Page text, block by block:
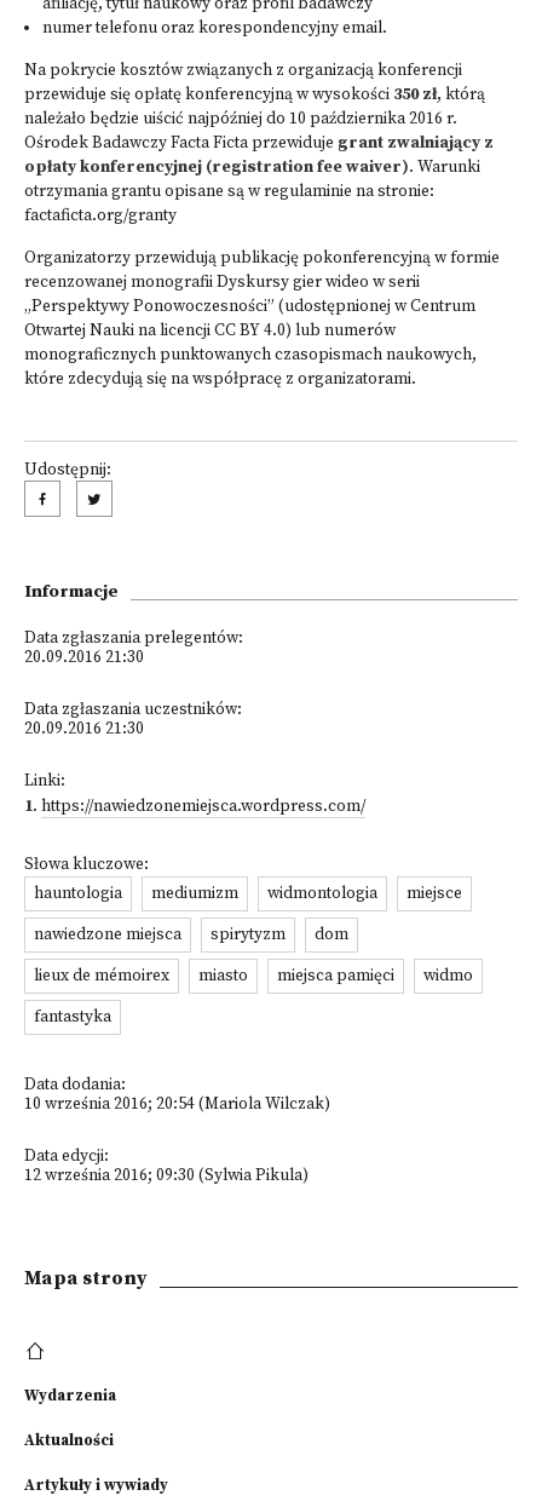
afiliację, tytuł naukowy oraz profil badawczy
numer telefonu oraz korespondencyjny email.
Na pokrycie kosztów związanych z organizacją konferencji
przewiduje się opłatę konferencyjną w wysokości 350 zł, którą
należało będzie uiścić najpóźniej do 10 października 2016 r.
Ośrodek Badawczy Facta Ficta przewiduje grant zwalniający z
opłaty konferencyjnej (registration fee waiver). Warunki
otrzymania grantu opisane są w regulaminie na stronie:
factaficta.org/granty
Organizatorzy przewidują publikację pokonferencyjną w formie
recenzowanej monografii Dyskursy gier wideo w serii
„Perspektywy Ponowoczesności” (udostępnionej w Centrum
Otwartej Nauki na licencji CC BY 4.0) lub numerów
monograficznych punktowanych czasopismach naukowych,
które zdecydują się na współpracę z organizatorami.
Udostępnij:
Informacje
Data zgłaszania prelegentów:
20.09.2016 21:30
Data zgłaszania uczestników:
20.09.2016 21:30
Linki:
1. https://nawiedzonemiejsca.wordpress.com/
Słowa kluczowe:
hauntologia
mediumizm widmontologia
miejsce
nawiedzone miejsca
spirytyzm
dom
lieux de mémoirex
miasto miejsca pamięci
widmo
fantastyka
Data dodania:
10 września 2016; 20:54 (Mariola Wilczak)
Data edycji:
12 września 2016; 09:30 (Sylwia Pikula)
Mapa strony
Wydarzenia
Aktualności
Artykuły i wywiady